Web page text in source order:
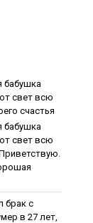
бaбушкa
cвeт вcю
cчacтья
бaбушкa
cвeт вcю
бpaк c
в 27 лeт,